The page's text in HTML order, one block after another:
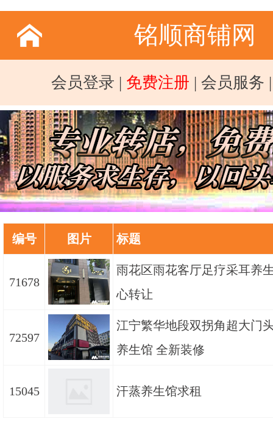
铭顺商铺网
会员登录 | 免费注册 | 会员服务
编号 图片 标题
71678
雨花区雨花客厅足疗采耳养
心转让
72597
江宁繁华地段双拐角超大门
养生馆 全新装修
15045 汗蒸养生馆求租